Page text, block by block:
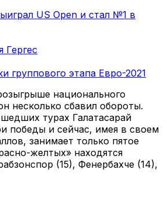
US Open и стал №1 в
группового этапа Евро-2021
национального
несколько сбавил обороты.
турах Галатасарай
победы и сейчас, имея в своем
занимает только пятое
желтых» находятся
(15), Фенербахче (14),